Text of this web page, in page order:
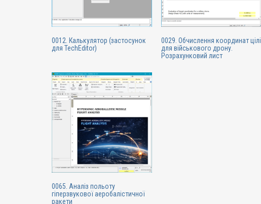
0012. Калькулятор (застосунок
для TechEditor)
0029. Обчислення координат цілі
для військового дрону.
Розрахунковий лист
0065. Аналіз польоту
гіперзвукової аеробалістичної
ракети